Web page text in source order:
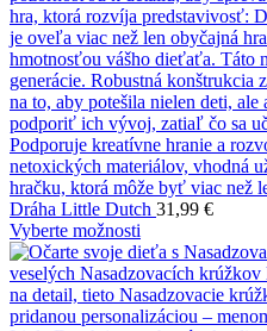
Dráha Little Dutch 31,99 €
Vyberte možnosti